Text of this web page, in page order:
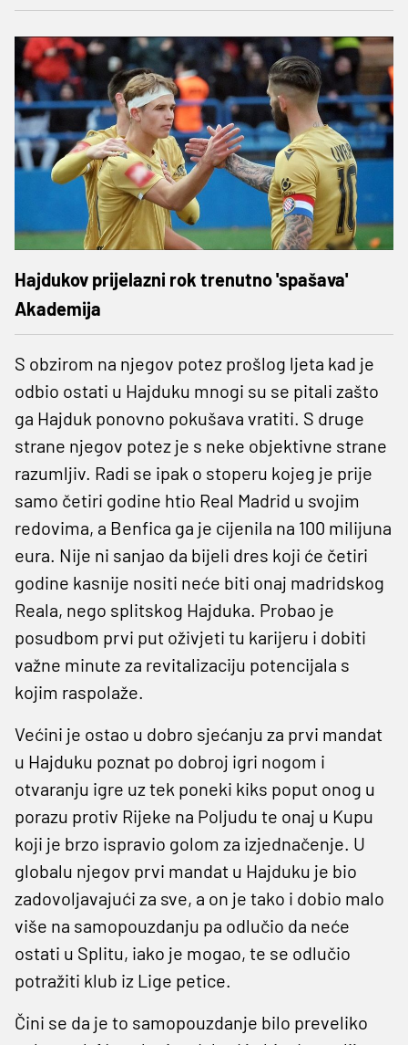
Hajdukov prijelazni rok trenutno 'spašava'
Akademija
S obzirom na njegov potez prošlog ljeta kad je
odbio ostati u Hajduku mnogi su se pitali zašto
ga Hajduk ponovno pokušava vratiti. S druge
strane njegov potez je s neke objektivne strane
razumljiv. Radi se ipak o stoperu kojeg je prije
samo četiri godine htio Real Madrid u svojim
redovima, a Benfica ga je cijenila na 100 milijuna
eura. Nije ni sanjao da bijeli dres koji će četiri
godine kasnije nositi neće biti onaj madridskog
Reala, nego splitskog Hajduka. Probao je
posudbom prvi put oživjeti tu karijeru i dobiti
važne minute za revitalizaciju potencijala s
kojim raspolaže.
Većini je ostao u dobro sjećanju za prvi mandat
u Hajduku poznat po dobroj igri nogom i
otvaranju igre uz tek poneki kiks poput onog u
porazu protiv Rijeke na Poljudu te onaj u Kupu
koji je brzo ispravio golom za izjednačenje. U
globalu njegov prvi mandat u Hajduku je bio
zadovoljavajući za sve, a on je tako i dobio malo
više na samopouzdanju pa odlučio da neće
ostati u Splitu, iako je mogao, te se odlučio
potražiti klub iz Lige petice.
Čini se da je to samopouzdanje bilo preveliko